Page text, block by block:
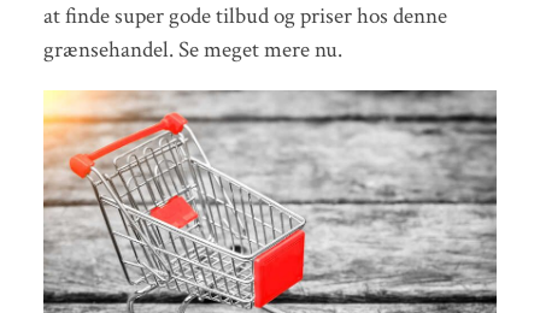
at finde super gode tilbud og priser hos denne
grænsehandel. Se meget mere nu.